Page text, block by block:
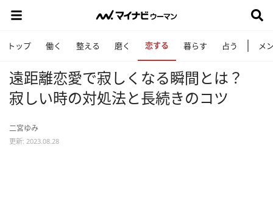
トップ 働く 整える 磨く 恋する 暮らす 占う メ
遠距離恋愛で寂しくなる瞬間とは？
寂しい時の対処法と長続きのコツ
二宮ゆみ
更新: 2023.08.28